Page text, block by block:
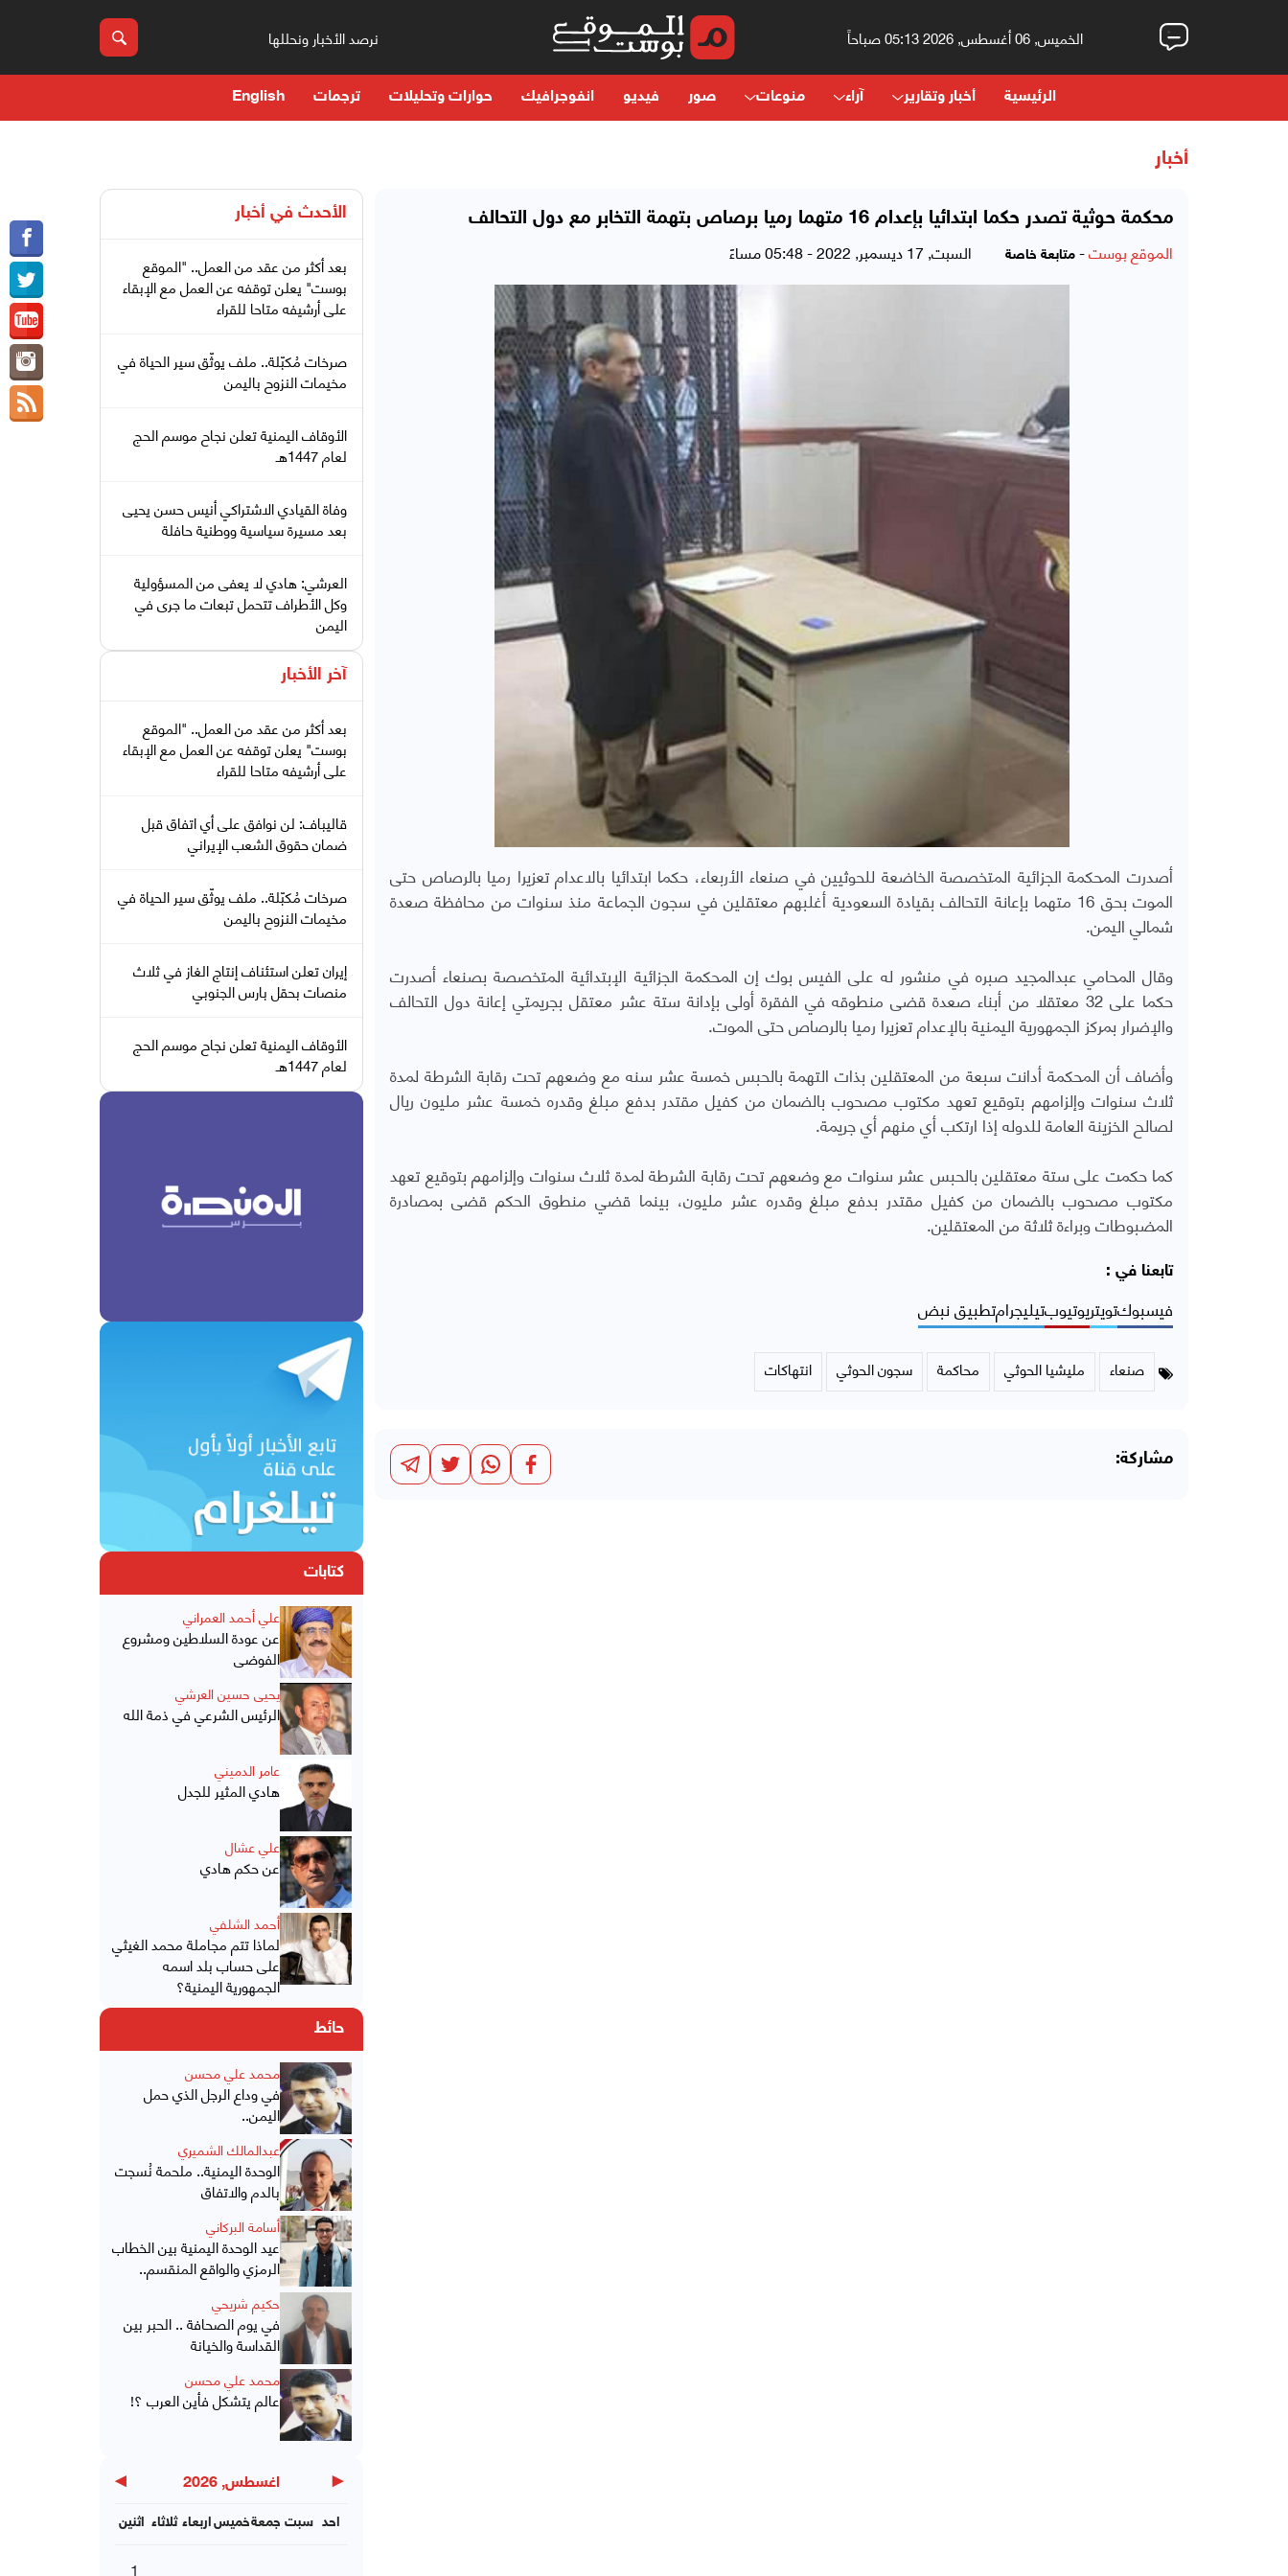
الخميس, 06 أغسطس, 2026 05:13 صباحاً نرصد الأخبار ونحللها
الرئيسية أخبار وتقارير آراء منوعات صور فيديو انفوجرافيك حوارات وتحليلات ترجمات English
أخبار
محكمة حوثية تصدر حكما ابتدائيا بإعدام 16 متهما رميا برصاص بتهمة التخابر مع دول التحالف
الموقع بوست- متابعة خاصة السبت, 17 ديسمبر, 2022 - 05:48 مساءً
أصدرت المحكمة الجزائية المتخصصة الخاضعة للحوثيين في صنعاء الأربعاء، حكما ابتدائيا بالاعدام تعزيرا رميا بالرصاص حتى
الموت بحق 16 متهما بإعانة التحالف بقيادة السعودية أغلبهم معتقلين في سجون الجماعة منذ سنوات من محافظة صعدة
شمالي اليمن.
وقال المحامي عبدالمجيد صبره في منشور له على الفيس بوك إن المحكمة الجزائية الإبتدائية المتخصصة بصنعاء أصدرت
حكما على 32 معتقلا من أبناء صعدة قضى منطوقه في الفقرة أولى بإدانة ستة عشر معتقل بجريمتي إعانة دول التحالف
والإضرار بمركز الجمهورية اليمنية بالإعدام تعزيرا رميا بالرصاص حتى الموت.
وأضاف أن المحكمة أدانت سبعة من المعتقلين بذات التهمة بالحبس خمسة عشر سنه مع وضعهم تحت رقابة الشرطة لمدة
ثلاث سنوات وإلزامهم بتوقيع تعهد مكتوب مصحوب بالضمان من كفيل مقتدر بدفع مبلغ وقدره خمسة عشر مليون ريال
لصالح الخزينة العامة للدوله إذا ارتكب أي منهم أي جريمة.
كما حكمت على ستة معتقلين بالحبس عشر سنوات مع وضعهم تحت رقابة الشرطة لمدة ثلاث سنوات وإلزامهم بتوقيع تعهد
مكتوب مصحوب بالضمان من كفيل مقتدر بدفع مبلغ وقدره عشر مليون، بينما قضي منطوق الحكم قضى بمصادرة
المضبوطات وبراءة ثلاثة من المعتقلين.
تابعنا في :
فيسبوكتويتريوتيوبتيليجرامتطبيق نبض
صنعاء مليشيا الحوثي محاكمة سجون الحوثي انتهاكات
مشاركة:
الأحدث في أخبار
بعد أكثر من عقد من العمل.. "الموقع
بوست" يعلن توقفه عن العمل مع الإبقاء
على أرشيفه متاحا للقراء
صرخات مُكبّلة.. ملف يوثّق سير الحياة في
مخيمات النزوح باليمن
الأوقاف اليمنية تعلن نجاح موسم الحج
لعام 1447هـ
وفاة القيادي الاشتراكي أنيس حسن يحيى
بعد مسيرة سياسية ووطنية حافلة
العرشي: هادي لا يعفى من المسؤولية
وكل الأطراف تتحمل تبعات ما جرى في
اليمن
آخر الأخبار
بعد أكثر من عقد من العمل.. "الموقع
بوست" يعلن توقفه عن العمل مع الإبقاء
على أرشيفه متاحا للقراء
قاليباف: لن نوافق على أي اتفاق قبل
ضمان حقوق الشعب الإيراني
صرخات مُكبّلة.. ملف يوثّق سير الحياة في
مخيمات النزوح باليمن
إيران تعلن استئناف إنتاج الغاز في ثلاث
منصات بحقل بارس الجنوبي
الأوقاف اليمنية تعلن نجاح موسم الحج
لعام 1447هـ
كتابات
علي أحمد العمراني
عن عودة السلاطين ومشروع
الفوضى
يحيى حسين العرشي
الرئيس الشرعي في ذمة الله
عامر الدميني
هادي المثير للجدل
علي عشال
عن حكم هادي
أحمد الشلفي
لماذا تتم مجاملة محمد الغيثي
على حساب بلد اسمه
الجمهورية اليمنية؟
حائط
محمد علي محسن
في وداع الرجل الذي حمل
اليمن..
عبدالمالك الشميري
الوحدة اليمنية.. ملحمة نُسجت
بالدم والاتفاق
أسامة البركاني
عيد الوحدة اليمنية بين الخطاب
الرمزي والواقع المنقسم..
حكيم شريحي
في يوم الصحافة .. الحبر بين
القداسة والخيانة
محمد علي محسن
عالم يتشكل فأين العرب ؟!
◀ اغسطس, 2026 ▶
اثنين ثلاثاء اربعاءخميسجمعة سبت احد
1